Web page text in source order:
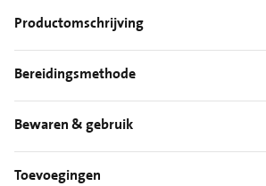
Productomschrijving
Bereidingsmethode
Bewaren & gebruik
Toevoegingen